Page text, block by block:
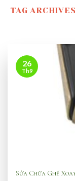
TAG
Sửa Chữa Ghế
26
Th9